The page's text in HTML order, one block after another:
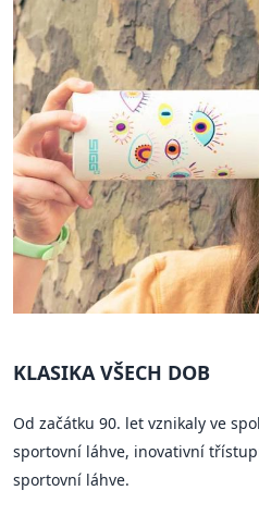
KLASIKA VŠECH DOB
Od začátku 90. let vznikaly ve
sportovní láhve, inovativní
sportovní láhve.